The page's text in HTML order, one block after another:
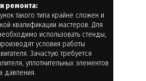
ремонта:
такого типа крайне сложен и
квалификации мастеров. Для
использовать стенды,
условия работы
Зачастую требуется
уплотнительных элементов
давления.